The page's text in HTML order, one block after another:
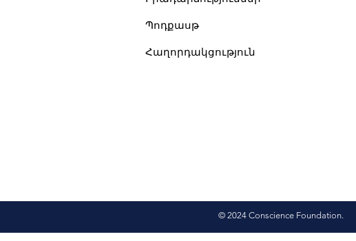
Պոդքասթ
Հաղորդակցություն
© 2024 Conscience Foundation.